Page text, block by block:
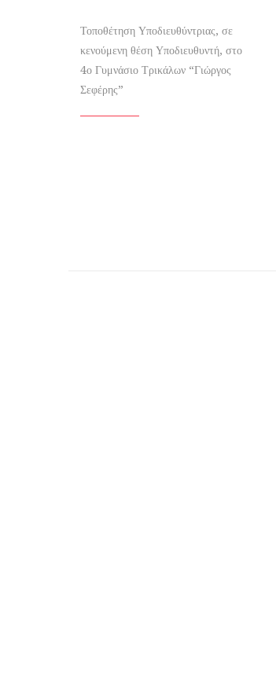
Τοποθέτηση Υποδιευθύντριας, σε
κενούμενη θέση Υποδιευθυντή, στο
4ο Γυμνάσιο Τρικάλων “Γιώργος
Σεφέρης”